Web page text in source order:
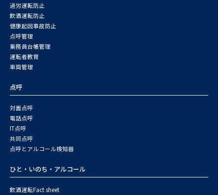
過労運転防止
飲酒運転防止
健康起因事故防止
点呼管理
乗務員台帳管理
運転者教育
車両管理
点呼
対面点呼
電話点呼
IT点呼
共同点呼
点呼とアルコール検知器
ひと・いのち・アルコール
飲酒運転Fact sheet